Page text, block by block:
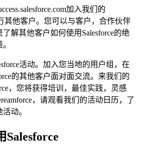
加入我们的
其他客户。您可以与客户，合作伙伴
解其他客户如何使用Salesforce的绝
活动。加入您当地的用户组，在
的其他客户面对面交流。来我们的
，您将获得培训，最佳实践，灵感
，请观看我们的活动日历，了
动。
Salesforce